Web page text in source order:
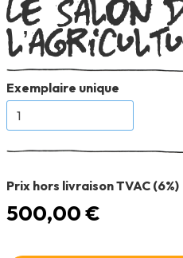
Exemplaire unique
Prix hors livraison TVAC (6%)
500,00 €